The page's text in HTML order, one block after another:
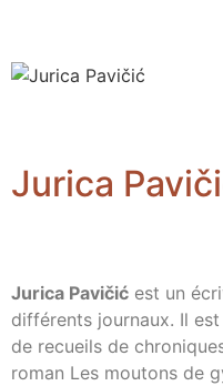
Jurica
Jurica Pavičić est un
différents journaux. Il
de recueils de
roman Les moutons de